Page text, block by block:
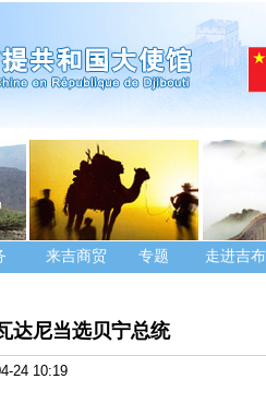
来吉商贸 专题 走进吉
达尼当选贝宁总统
24 10:19